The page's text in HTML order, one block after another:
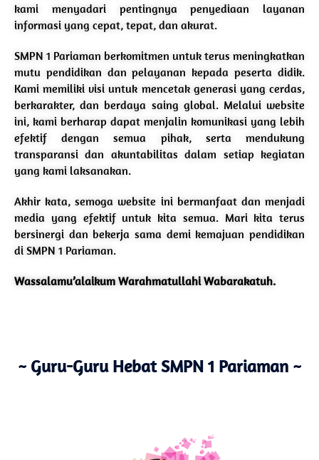
kami menyadari pentingnya penyediaan layanan
informasi yang cepat, tepat, dan akurat.
SMPN 1 Pariaman berkomitmen untuk terus meningkatkan
mutu pendidikan dan pelayanan kepada peserta didik.
Kami memiliki visi untuk mencetak generasi yang cerdas,
berkarakter, dan berdaya saing global. Melalui website
ini, kami berharap dapat menjalin komunikasi yang lebih
efektif dengan semua pihak, serta mendukung
transparansi dan akuntabilitas dalam setiap kegiatan
yang kami laksanakan.
Akhir kata, semoga website ini bermanfaat dan menjadi
media yang efektif untuk kita semua. Mari kita terus
bersinergi dan bekerja sama demi kemajuan pendidikan
di SMPN 1 Pariaman.
Wassalamu’alaikum Warahmatullahi Wabarakatuh.
~ Guru-Guru Hebat SMPN 1 Pariaman ~